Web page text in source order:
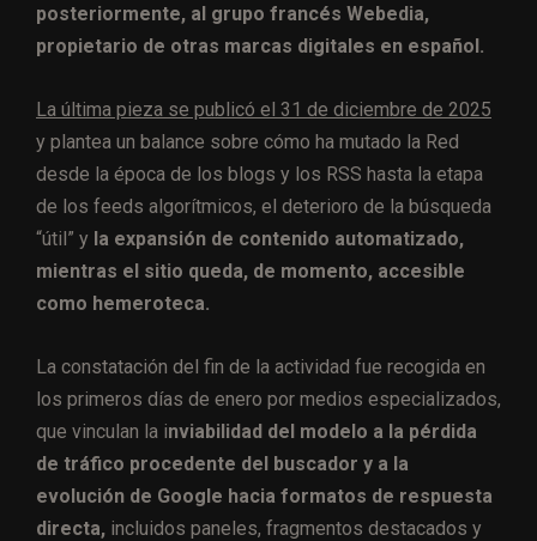
posteriormente, al grupo francés Webedia,
propietario de otras marcas digitales en español.
La última pieza se publicó el 31 de diciembre de 2025
y plantea un balance sobre cómo ha mutado la Red
desde la época de los blogs y los RSS hasta la etapa
de los feeds algorítmicos, el deterioro de la búsqueda
“útil” y la expansión de contenido automatizado,
mientras el sitio queda, de momento, accesible
como hemeroteca.
La constatación del fin de la actividad fue recogida en
los primeros días de enero por medios especializados,
que vinculan la inviabilidad del modelo a la pérdida
de tráfico procedente del buscador y a la
evolución de Google hacia formatos de respuesta
directa, incluidos paneles, fragmentos destacados y